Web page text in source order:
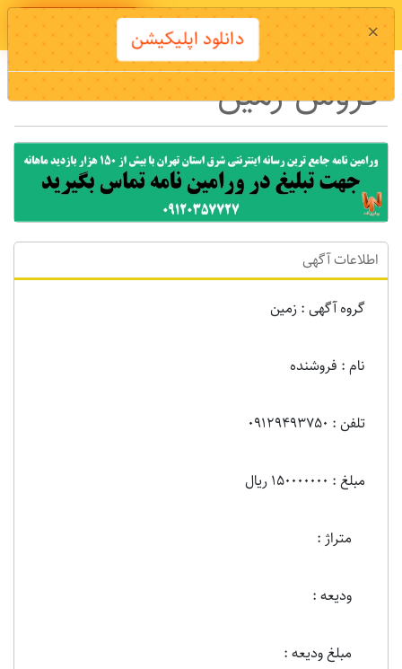
دانلود اپلیکیشن
فروش زمین
اطلاعات آگهی
گروه آگهی : زمين
نام : فروشنده
تلفن : 09129493750
مبلغ : 150000000 ریال
متراژ :
ودیعه :
مبلغ ودیعه :
× دانلود اپلیکیشن